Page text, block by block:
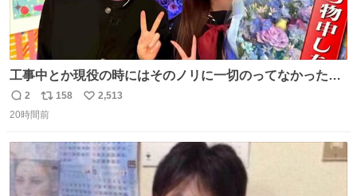
工事中とか現役の時にはそのノリに一切のってなかった1
番の「設楽の女」が卒業して頭角を現しはじめてて大好き
返
信
2
リ
ポ
数
158
い
数
2,513
20時間前